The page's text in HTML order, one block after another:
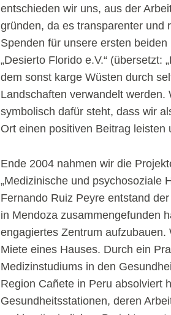
entschieden wir uns, aus der
gründen, da es transparenter und
Spenden für unsere ersten
„Desierto Florido e.V.“ (übersetzt:
dem sonst karge Wüsten durch
Landschaften verwandelt
symbolisch dafür steht, dass wir
Ort einen positiven Beitrag leisten
Ende 2004 nahmen wir die
„Medizinische und psychosoziale
Fernando Ruiz Peyre entstand
in Mendoza zusammengefunden
engagiertes Zentrum
Miete eines Hauses. Durch ein
Medizinstudiums in den
Region Cañete in Peru absolviert
Gesundheitsstationen, deren